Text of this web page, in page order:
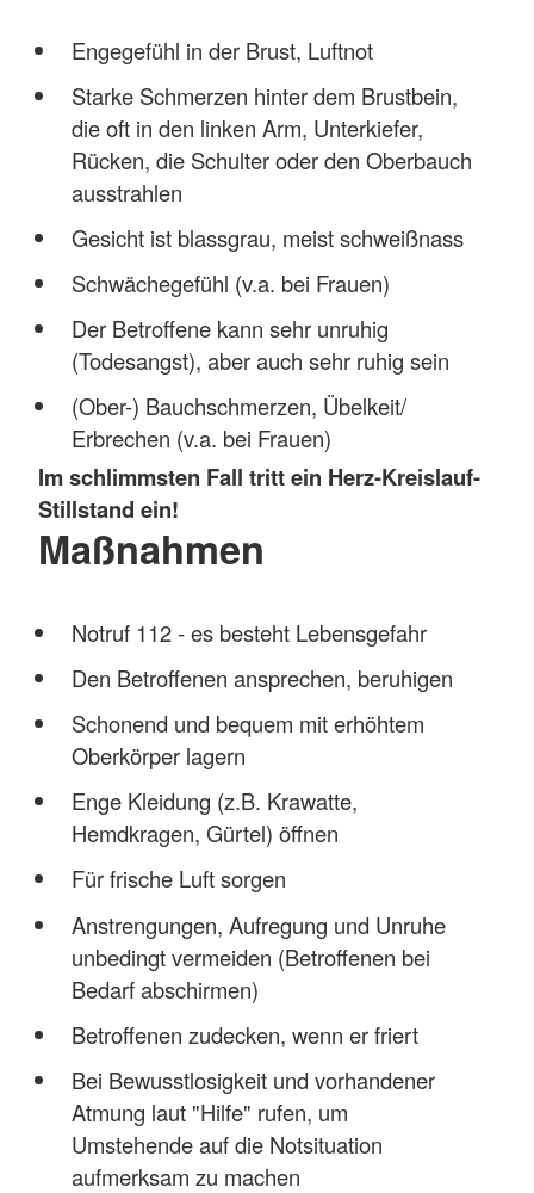
Engegefühl in der Brust, Luftnot
Starke Schmerzen hinter dem Brustbein,
die oft in den linken Arm, Unterkiefer,
Rücken, die Schulter oder den Oberbauch
ausstrahlen
Gesicht ist blassgrau, meist schweißnass
Schwächegefühl (v.a. bei Frauen)
Der Betroffene kann sehr unruhig
(Todesangst), aber auch sehr ruhig sein
(Ober-) Bauchschmerzen, Übelkeit/
Erbrechen (v.a. bei Frauen)
Im schlimmsten Fall tritt ein Herz-Kreislauf-
Stillstand ein!
Maßnahmen
Notruf 112 - es besteht Lebensgefahr
Den Betroffenen ansprechen, beruhigen
Schonend und bequem mit erhöhtem
Oberkörper lagern
Enge Kleidung (z.B. Krawatte,
Hemdkragen, Gürtel) öffnen
Für frische Luft sorgen
Anstrengungen, Aufregung und Unruhe
unbedingt vermeiden (Betroffenen bei
Bedarf abschirmen)
Betroffenen zudecken, wenn er friert
Bei Bewusstlosigkeit und vorhandener
Atmung laut "Hilfe" rufen, um
Umstehende auf die Notsituation
aufmerksam zu machen